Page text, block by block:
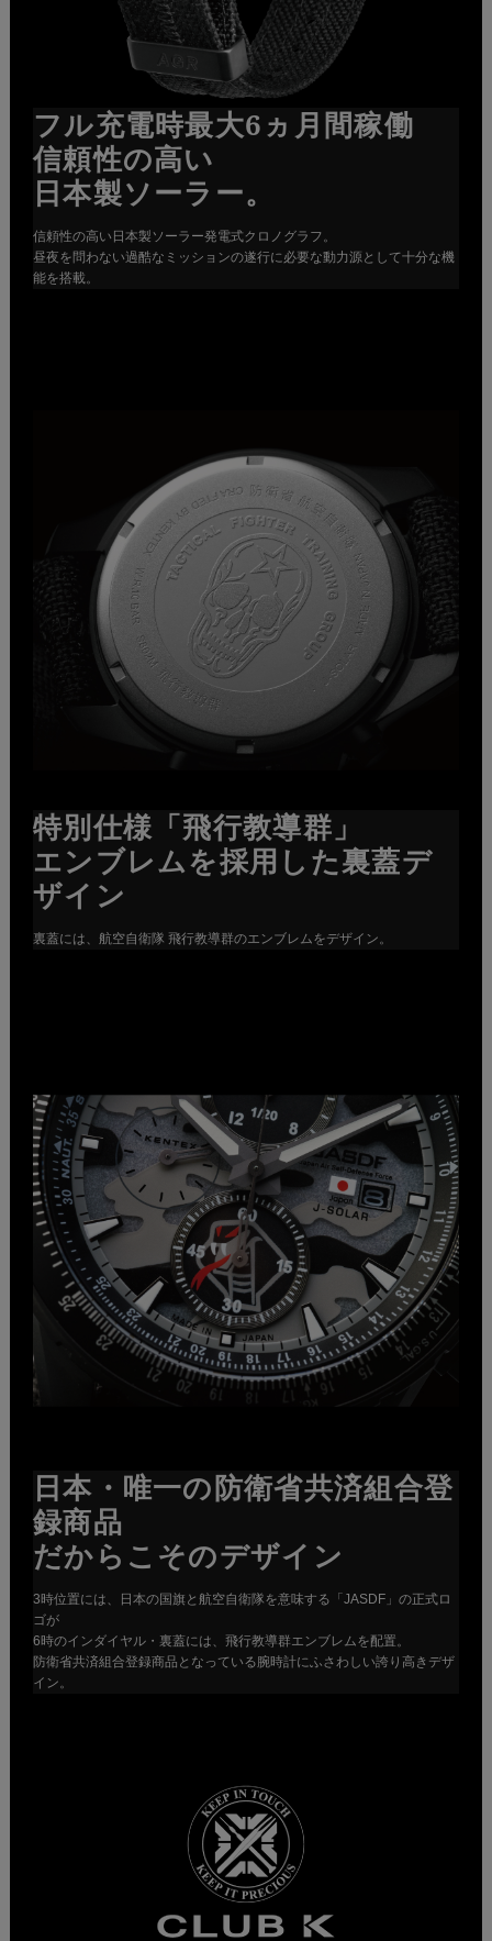
フル充電時最大6ヵ月間稼働
信頼性の高い
日本製ソーラー。
信頼性の高い日本製ソーラー発電式クロノグラフ。
昼夜を問わない過酷なミッションの遂行に必要な動力源として十分な機
能を搭載。
特別仕様「飛行教導群」
エンブレムを採用した裏蓋デ
ザイン
裏蓋には、航空自衛隊 飛行教導群のエンブレムをデザイン。
日本・唯一の防衛省共済組合登
録商品
だからこそのデザイン
3時位置には、日本の国旗と航空自衛隊を意味する「JASDF」の正式ロ
ゴが
6時のインダイヤル・裏蓋には、飛行教導群エンブレムを配置。
防衛省共済組合登録商品となっている腕時計にふさわしい誇り高きデザ
イン。